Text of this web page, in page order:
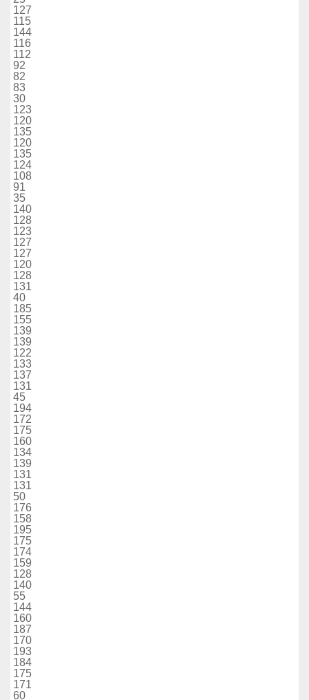
127
115
144
116
112
92
82
83
30
123
120
135
120
135
124
108
91
35
140
128
123
127
127
120
128
131
40
185
155
139
139
122
133
137
131
45
194
172
175
160
134
139
131
131
50
176
158
195
175
174
159
128
140
55
144
160
187
170
193
184
175
171
60